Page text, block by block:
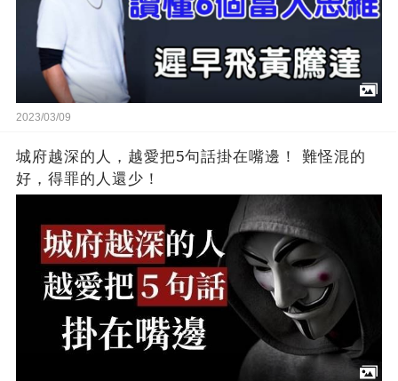
2023/03/09
城府越深的人，越愛把5句話掛在嘴邊！ 難怪混的
好，得罪的人還少！